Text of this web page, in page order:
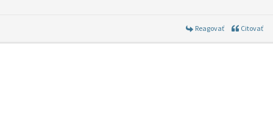
Reagovať Citovať